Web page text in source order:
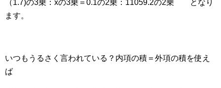
（1.7)の3乗：xの3乗＝0.1の2乗：11059.2の2乗 となり
ます。
いつもうるさく言われている？内項の積＝外項の積を使え
ば